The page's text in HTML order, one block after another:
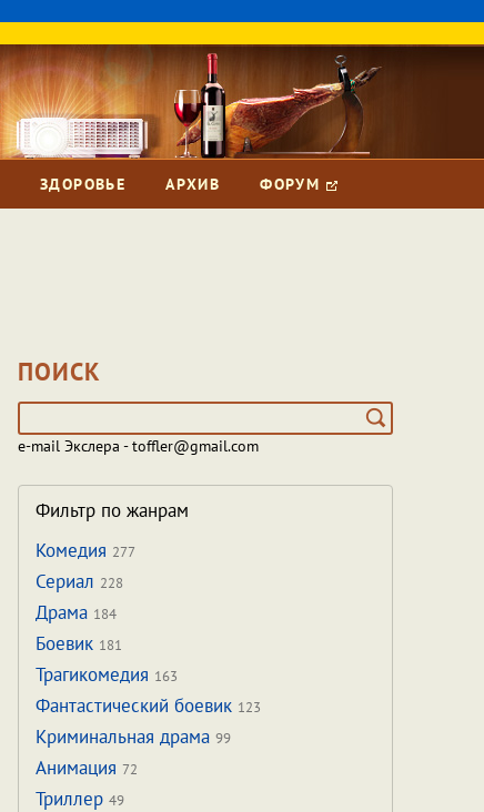
ЗДОРОВЬЕ АРХИВ ФОРУМ
ПОИСК
e-mail Экслера - toffler@gmail.com
Фильтр по жанрам
Комедия 277
Сериал 228
Драма 184
Боевик 181
Трагикомедия 163
Фантастический боевик 123
Криминальная драма 99
Анимация 72
Триллер 49